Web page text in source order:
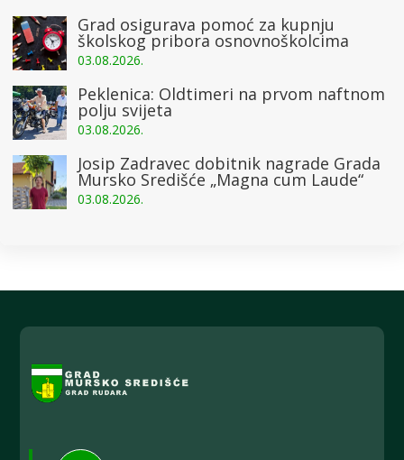
Grad osigurava pomoć za kupnju
školskog pribora osnovnoškolcima
03.08.2026.
Peklenica: Oldtimeri na prvom naftnom
polju svijeta
03.08.2026.
Josip Zadravec dobitnik nagrade Grada
Mursko Središće „Magna cum Laude“
03.08.2026.